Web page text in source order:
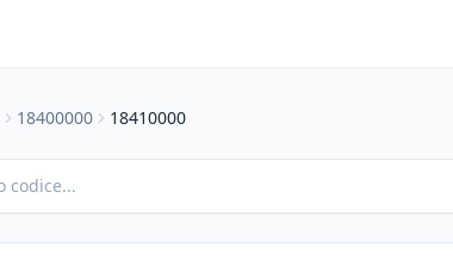
18400000 18410000